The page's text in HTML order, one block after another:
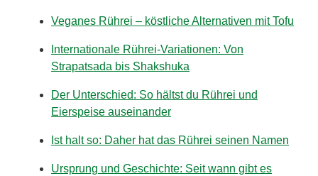
Veganes Rührei – köstliche Alternativen mit Tofu
Internationale Rührei-Variationen: Von
Strapatsada bis Shakshuka
Der Unterschied: So hältst du Rührei und
Eierspeise auseinander
Ist halt so: Daher hat das Rührei seinen Namen
Ursprung und Geschichte: Seit wann gibt es